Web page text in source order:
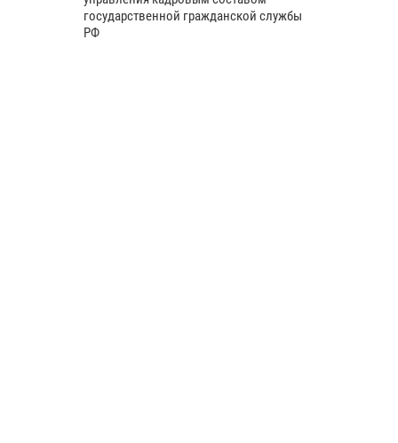
государственной гражданской службы
РФ